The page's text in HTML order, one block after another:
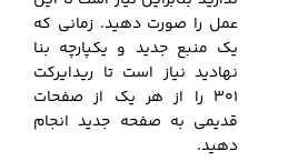
عمل را صورت دهید. زمانی که
یک منبع جدید و یکپارچه بنا
نهادید نیاز است تا ریدایرکت
301 را از هر یک از صفحات
قدیمی به صفحه جدید انجام
دهید.